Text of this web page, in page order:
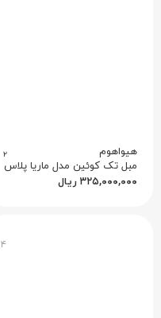
هیواهوم ۲
مبل تک کوئین مدل ماریا پلاس
۳۲۵,۰۰۰,۰۰۰ ریال
۴